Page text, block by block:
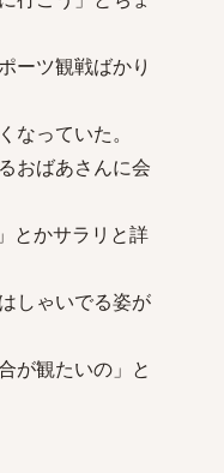
ーツ観戦ばかり
っていた。
おばあさんに会
とかサラリと詳
しゃいでる姿が
が観たいの」と